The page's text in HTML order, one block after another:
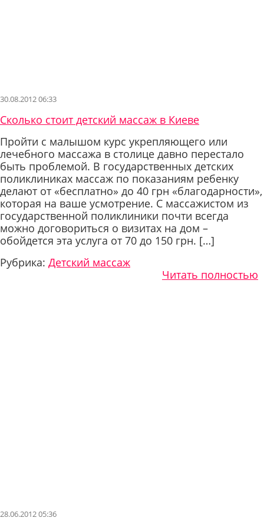
30.08.2012 06:33
Сколько стоит детский массаж в Киеве
Пройти с малышом курс укрепляющего или
лечебного массажа в столице давно перестало
быть проблемой. В государственных детских
поликлиниках массаж по показаниям ребенку
делают от «бесплатно» до 40 грн «благодарности»,
которая на ваше усмотрение. С массажистом из
государственной поликлиники почти всегда
можно договориться о визитах на дом –
обойдется эта услуга от 70 до 150 грн. […]
Рубрика: Детский массаж
Читать полностью
28.06.2012 05:36